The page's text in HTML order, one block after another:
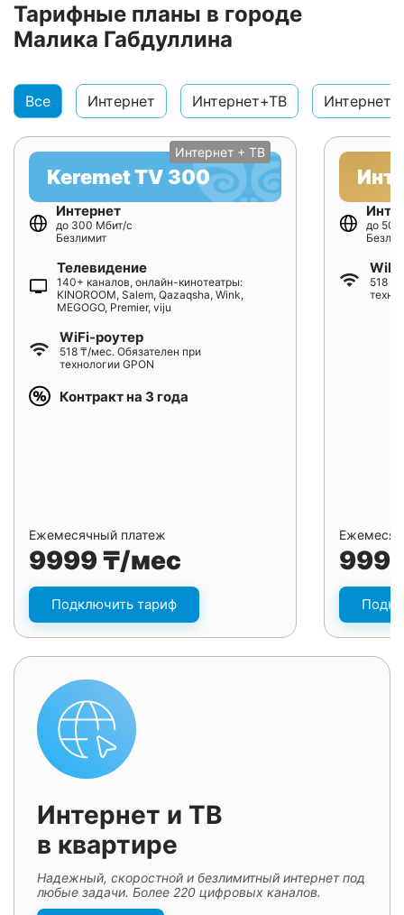
Тарифные планы в городе
Малика Габдуллина
Все Интернет Интернет+ТВ
Интернет + ТВ
Keremet TV 300
Интернет
до 300 Мбит/с
Безлимит
Телевидение
140+ каналов, онлайн-кинотеатры:
KINOROOM, Salem, Qazaqsha, Wink,
MEGOGO, Premier, viju
WiFi-роутер
518 ₸/мес. Обязателен при
технологии GPON
Контракт на 3 года
Ежемесячный платеж
9999 ₸/мес
Подключить тариф
до
518
Интернет и ТВ
в квартире
Надежный, скоростной и безлимитный интернет под
любые задачи. Более 220 цифровых каналов.